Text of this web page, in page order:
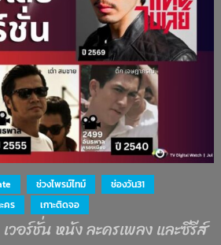
ช่วงไพรม์ไทม์
ช่องวัน31
คร เกาะติดจอ
วอร์ชั่น หนัง ละครเพลง และซีรีส์